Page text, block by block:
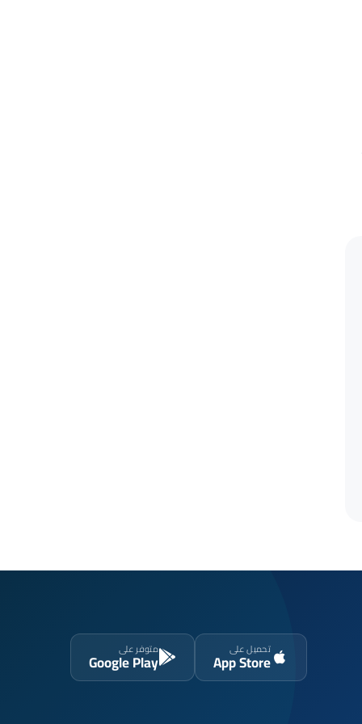
تحميل على
App Store
متوفر على
Google Play